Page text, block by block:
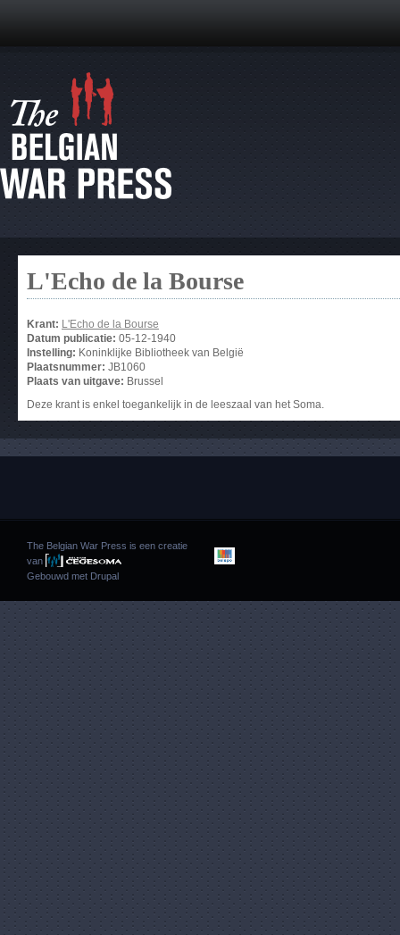
L'Echo de la Bourse
Krant: L'Echo de la Bourse
Datum publicatie: 05-12-1940
Instelling: Koninklijke Bibliotheek van België
Plaatsnummer: JB1060
Plaats van uitgave: Brussel
Deze krant is enkel toegankelijk in de leeszaal van het Soma.
The Belgian War Press is een creatie
van
Gebouwd met Drupal